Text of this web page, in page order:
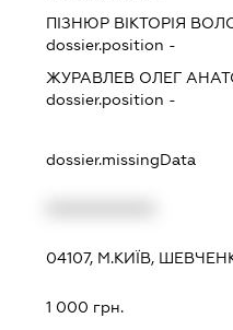
ПІЗНЮР ВІКТОРІЯ
dossier.position -
ЖУРАВЛЕВ ОЛЕГ
dossier.position -
dossier.missingData
04107, М.КИЇВ,
1 000 грн.